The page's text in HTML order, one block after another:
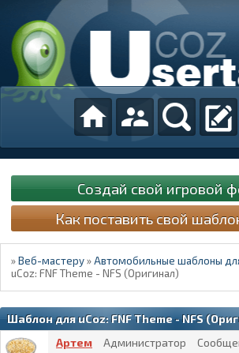
Создай свой игровой
Как поставить свой
»Веб-мастеру »Автомобильные шаблоны
uCoz: FNF Theme - NFS (Оригинал)
Шаблон для uCoz: FNF Theme - NFS
Артем Администратор